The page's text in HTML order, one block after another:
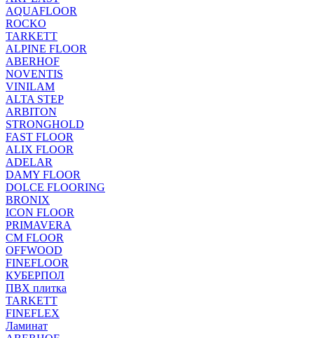
AQUAFLOOR
ROCKO
TARKETT
ALPINE FLOOR
ABERHOF
NOVENTIS
VINILAM
ALTA STEP
ARBITON
STRONGHOLD
FAST FLOOR
ALIX FLOOR
ADELAR
DAMY FLOOR
DOLCE FLOORING
BRONIX
ICON FLOOR
PRIMAVERA
CM FLOOR
OFFWOOD
FINEFLOOR
КУБЕРПОЛ
ПВХ плитка
TARKETT
FINEFLEX
Ламинат